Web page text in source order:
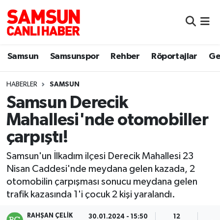
Samsun Samsunspor Rehber Röportajlar
HABERLER SAMSUN
Samsun Derecik
Mahallesi'nde otomobiller
çarpıştı!
Samsun'un İlkadım ilçesi Derecik Mahallesi 23
Nisan Caddesi'nde meydana gelen kazada, 2
otomobilin çarpışması sonucu meydana gelen
trafik kazasında 1'i çocuk 2 kişi yaralandı.
RAHŞAN ÇELIK 30.01.2024 - 15:50 12
Samsun
Sokak Röportajları
Genel
Dünya
Sağlık
Yemek
Samsun Nöbetçi Eczaneler
Samsun Hava Durumu
Samsun Namaz Vakitleri
Samsun Trafik Yoğunluk Haritası
Süper Lig Puan Durumu ve Fikstür
Son Dakika Haberleri
Haber Arşivi